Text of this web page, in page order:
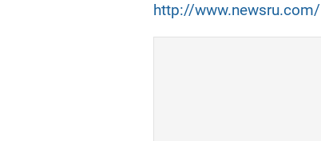
http://www.newsru.com/